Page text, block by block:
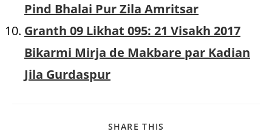
Pind Bhalai Pur Zila Amritsar
Granth 09 Likhat 095: 21 Visakh 2017
Bikarmi Mirja de Makbare par Kadian
Jila Gurdaspur
SHARE THIS